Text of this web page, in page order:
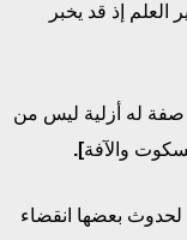
العلم إذ قد يخبر
صفة له أزلية ليس من
والآفة].
بعضها انقضاء